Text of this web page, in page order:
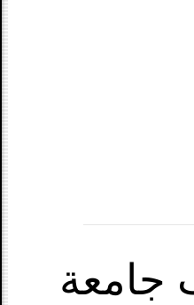
جامعة